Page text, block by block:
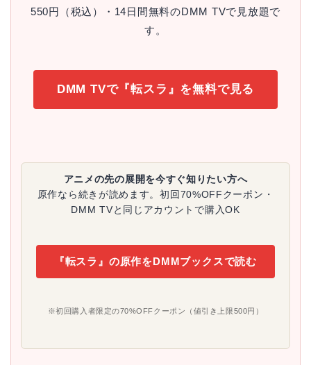
550円（税込）・14日間無料のDMM TVで見放題で
す。
DMM TVで『転スラ』を無料で見る
アニメの先の展開を今すぐ知りたい方へ
原作なら続きが読めます。初回70%OFFクーポン・
DMM TVと同じアカウントで購入OK
『転スラ』の原作をDMMブックスで読む
※初回購入者限定の70%OFFクーポン（値引き上限500円）